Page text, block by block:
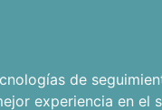
de
experiencia en el